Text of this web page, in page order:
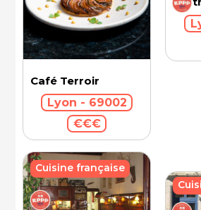
Café Terroir
Lyon - 69002
€€€
Cuisine française